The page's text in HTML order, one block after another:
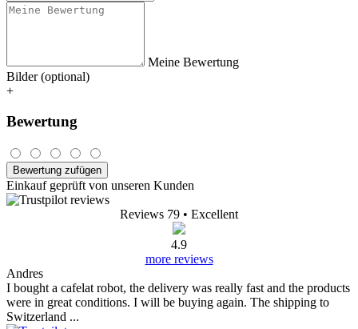
Meine Bewertung
Bilder (optional)
+
Bewertung
Bewertung zufügen
Einkauf geprüft von unseren Kunden
Reviews 79 • Excellent
4.9
more reviews
Andres
I bought a cafelat robot, the delivery was really fast and the products
were in great conditions. I will be buying again. The shipping to
Switzerland ...